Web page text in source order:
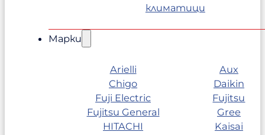
климатици
Марки
Arielli
Aux
Chigo
Daikin
Fuji Electric
Fujitsu
Fujitsu General
Gree
HITACHI
Kaisai